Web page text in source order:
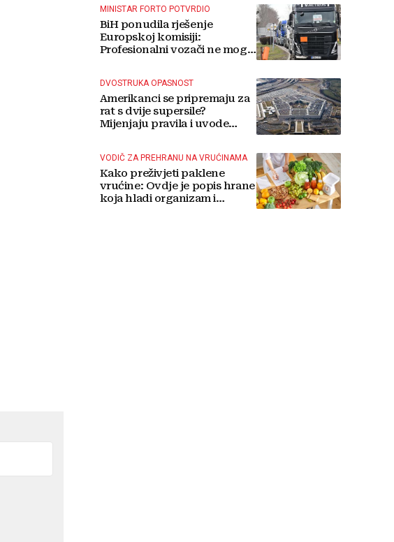
MINISTAR FORTO POTVRDIO
BiH ponudila rješenje
Europskoj komisiji:
Profesionalni vozači ne mogu
DVOSTRUKA OPASNOST
Amerikanci se pripremaju za
rat s dvije supersile?
Mijenjaju pravila i uvode
VODIČ ZA PREHRANU NA VRUĆINAMA
Kako preživjeti paklene
vrućine: Ovdje je popis hrane
koja hladi organizam i